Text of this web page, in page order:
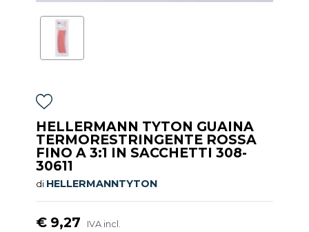
HELLERMANN TYTON GUAINA
TERMORESTRINGENTE ROSSA
FINO A 3:1 IN SACCHETTI 308-
30611
di HELLERMANNTYTON
€ 9,27 IVA incl.